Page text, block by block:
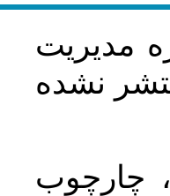
مديريت
نشده
چارچوب